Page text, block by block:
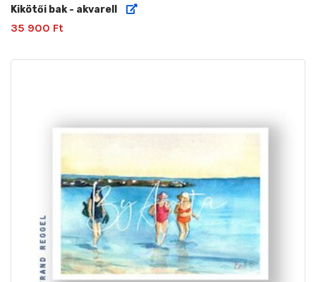
Kikötői bak - akvarell
35 900 Ft